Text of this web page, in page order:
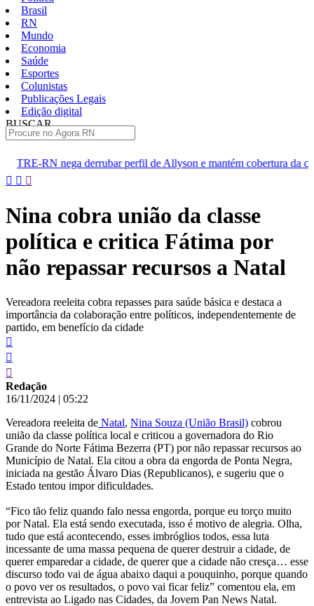
Brasil
RN
Mundo
Economia
Saúde
Esportes
Colunistas
Publicações Legais
Edição digital
BUSCAR
perfil de Allyson e mantém cobertura da convenção
Dupla
Pular
conteúdo
Nina cobra união da classe
política e critica Fátima por
não repassar recursos a Natal
Vereadora reeleita cobra repasses para saúde básica e destaca a
importância da colaboração entre políticos, independentemente de
partido, em benefício da cidade
Redação
16/11/2024 | 05:22
Vereadora reeleita de Natal, Nina Souza (União Brasil) cobrou
união da classe política local e criticou a governadora do Rio
Grande do Norte Fátima Bezerra (PT) por não repassar recursos ao
Município de Natal. Ela citou a obra da engorda de Ponta Negra,
iniciada na gestão Álvaro Dias (Republicanos), e sugeriu que o
Estado tentou impor dificuldades.
“Fico tão feliz quando falo nessa engorda, porque eu torço muito
por Natal. Ela está sendo executada, isso é motivo de alegria. Olha,
tudo que está acontecendo, esses imbróglios todos, essa luta
incessante de uma massa pequena de querer destruir a cidade, de
querer emparedar a cidade, de querer que a cidade não cresça… esse
discurso todo vai de água abaixo daqui a pouquinho, porque quando
o povo ver os resultados, o povo vai ficar feliz” comentou ela, em
entrevista ao Ligado nas Cidades, da Jovem Pan News Natal.